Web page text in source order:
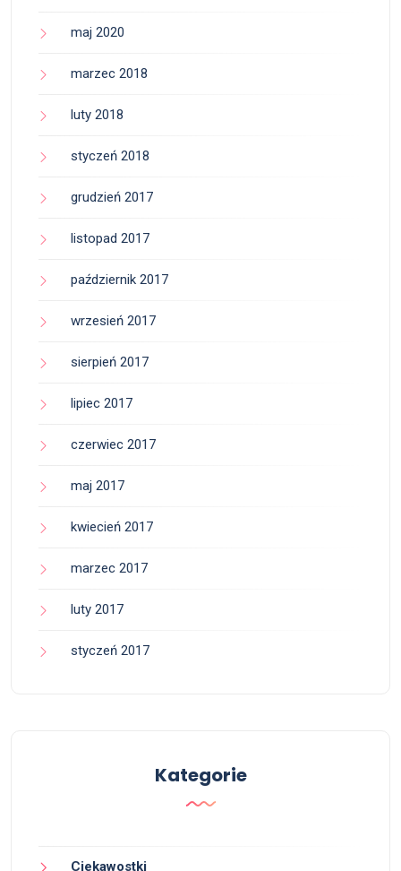
maj 2020
marzec 2018
luty 2018
styczeń 2018
grudzień 2017
listopad 2017
październik 2017
wrzesień 2017
sierpień 2017
lipiec 2017
czerwiec 2017
maj 2017
kwiecień 2017
marzec 2017
luty 2017
styczeń 2017
Kategorie
Ciekawostki